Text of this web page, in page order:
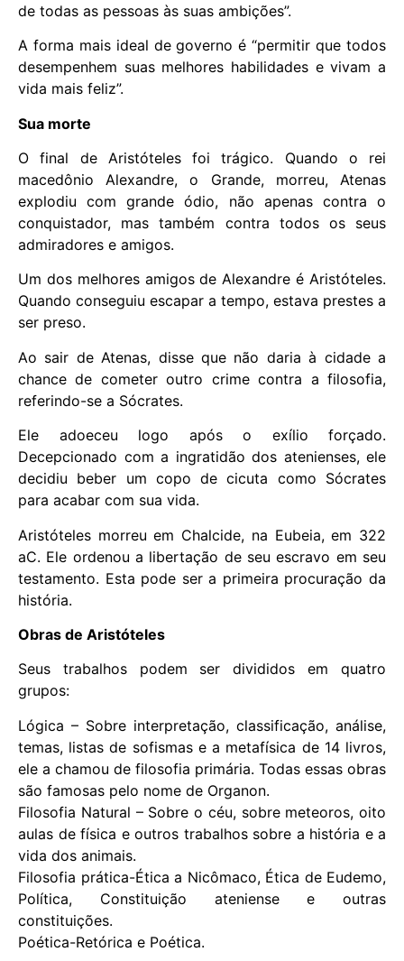
de todas as pessoas às suas ambições”.
A forma mais ideal de governo é “permitir que todos
desempenhem suas melhores habilidades e vivam a
vida mais feliz”.
Sua morte
O final de Aristóteles foi trágico. Quando o rei
macedônio Alexandre, o Grande, morreu, Atenas
explodiu com grande ódio, não apenas contra o
conquistador, mas também contra todos os seus
admiradores e amigos.
Um dos melhores amigos de Alexandre é Aristóteles.
Quando conseguiu escapar a tempo, estava prestes a
ser preso.
Ao sair de Atenas, disse que não daria à cidade a
chance de cometer outro crime contra a filosofia,
referindo-se a Sócrates.
Ele adoeceu logo após o exílio forçado.
Decepcionado com a ingratidão dos atenienses, ele
decidiu beber um copo de cicuta como Sócrates
para acabar com sua vida.
Aristóteles morreu em Chalcide, na Eubeia, em 322
aC. Ele ordenou a libertação de seu escravo em seu
testamento. Esta pode ser a primeira procuração da
história.
Obras de Aristóteles
Seus trabalhos podem ser divididos em quatro
grupos:
Lógica – Sobre interpretação, classificação, análise,
temas, listas de sofismas e a metafísica de 14 livros,
ele a chamou de filosofia primária. Todas essas obras
são famosas pelo nome de Organon.
Filosofia Natural – Sobre o céu, sobre meteoros, oito
aulas de física e outros trabalhos sobre a história e a
vida dos animais.
Filosofia prática-Ética a Nicômaco, Ética de Eudemo,
Política, Constituição ateniense e outras
constituições.
Poética-Retórica e Poética.